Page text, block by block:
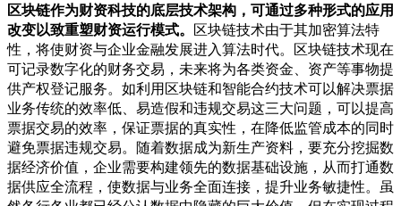
区块链作为财资科技的底层技术架构，可通过多种形式的应用
改变以致重塑财资运行模式。 区块链技术由于其加密算法特
性，将使财资与企业金融发展进入算法时代。区块链技术现在
可记录数字化的财务交易，未来将为各类资金、资产等事物提
供产权登记服务。如利用区块链和智能合约技术可以解决票据
业务传统的效率低、易造假和违规交易这三大问题，可以提高
票据交易的效率，保证票据的真实性，在降低监管成本的同时
避免票据违规交易。随着数据成为新生产资料，要充分挖掘数
据经济价值，企业需要构建领先的数据基础设施，从而打通数
据供应全流程，使数据与业务全面连接，提升业务敏捷性。虽